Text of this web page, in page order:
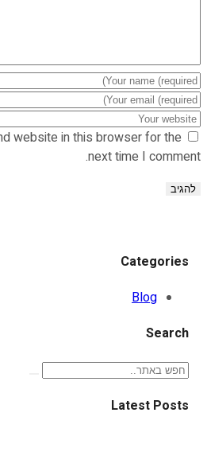
website in this browser for the
next time I comment.
Categories
Blog
Search
Latest Posts